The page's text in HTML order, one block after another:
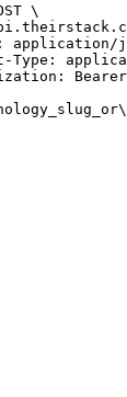
\
application/
Type: